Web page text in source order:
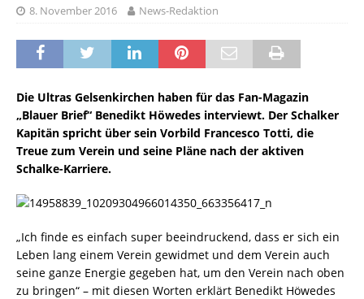
8. November 2016 News-Redaktion
Die Ultras Gelsenkirchen haben für das Fan-Magazin
„Blauer Brief“ Benedikt Höwedes interviewt. Der Schalker
Kapitän spricht über sein Vorbild Francesco Totti, die
Treue zum Verein und seine Pläne nach der aktiven
Schalke-Karriere.
„Ich finde es einfach super beeindruckend, dass er sich ein
Leben lang einem Verein gewidmet und dem Verein auch
seine ganze Energie gegeben hat, um den Verein nach oben
zu bringen“ – mit diesen Worten erklärt Benedikt Höwedes